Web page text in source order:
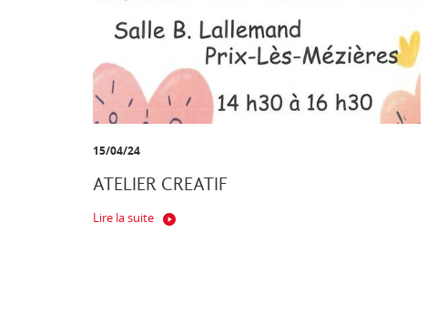
15/04/24
ATELIER CREATIF
Lire la suite